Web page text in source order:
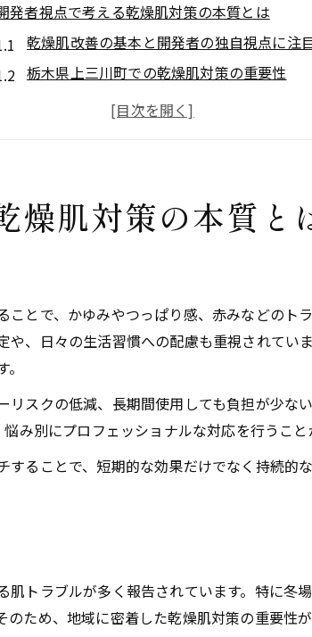
発者視点で考える乾燥肌対策の本質とは
乾燥肌改善の基本と開発者の独自視点に注
栃木県上三川町での乾燥肌対策の重要性
ニキビの原因と乾燥肌対策の関係を解説
自社生産体制が乾燥肌に与える安心感とは
ショッピングモール近くの好アクセスが魅力
地元生産化粧品が肌の安定化に与える影響
上三川町大山発成分設計が叶えるやさしい化粧品
地域に根差した成分設計のこだわりとは
乾燥肌向けやさしい化粧品開発の背景
化粧品開発者の専門知識が生きる理由
企業選びには乾燥肌対策重視がポイント
上三川町で信頼される企業の共通点に注目
燥肌対策の本質と
とで、かゆみやつっぱり感、赤みなどのト
、日々の生活習慣への配慮も重視されてい
スクの低減、長期間使用しても負担が少な
み別にプロフェッショナルな対応を行うこと
ることで、短期的な効果だけでなく持続的
トラブルが多く報告されています。特に冬
ため、地域に密着した乾燥肌対策の重要性が